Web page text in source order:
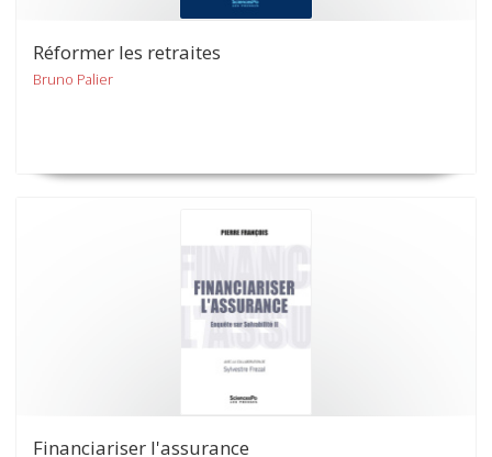
Réformer les retraites
Bruno Palier
Financiariser l'assurance